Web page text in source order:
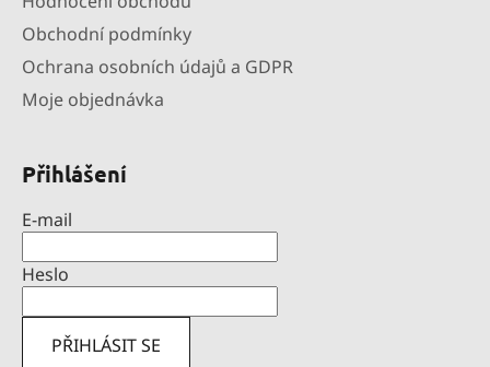
Obchodní podmínky
Ochrana osobních údajů a GDPR
Moje objednávka
Přihlášení
E-mail
Heslo
PŘIHLÁSIT SE